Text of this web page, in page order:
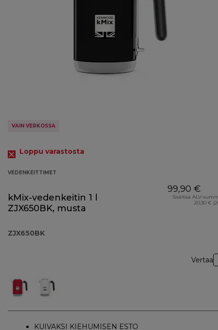
VAIN VERKOSSA
Loppu varastosta
VEDENKEITTIMET
kMix-vedenkeitin 1 l
ZJX650BK, musta
ZJX650BK
99,90 €
Sisältää ALV-
20,30 €
Vertaa
KUIVAKSI KIEHUMISEN ESTO